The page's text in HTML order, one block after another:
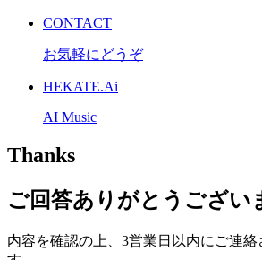
CONTACT
お気軽にどうぞ
HEKATE.Ai
AI Music
Thanks
ご回答ありがとうござい
内容を確認の上、3営業日以内にご連絡